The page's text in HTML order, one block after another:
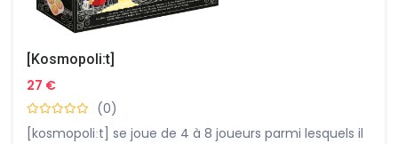
[Kosmopoli:t]
27 €
(0)
[kosmopoliːt] se joue de 4 à 8 joueurs parmi lesquels il